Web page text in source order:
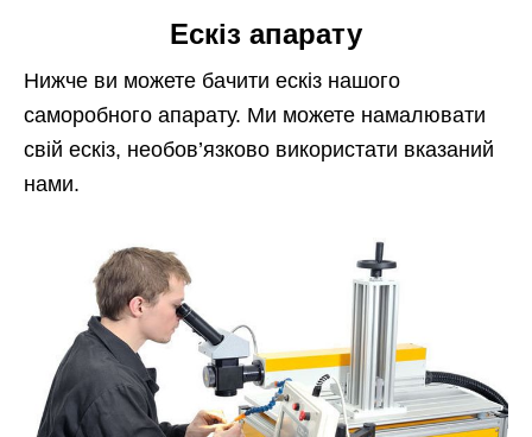
Ескіз апарату
Нижче ви можете бачити ескіз нашого
саморобного апарату. Ми можете намалювати
свій ескіз, необов’язково використати вказаний
нами.